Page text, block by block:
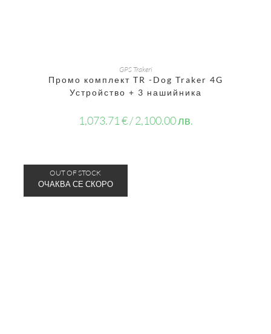
ОЩЕ
GPS Trakeri
Промо комплект TR -Dog Traker 4G
Устройство + 3 нашийника
1,073.71 € / 2,100.00 лв.
OUT OF STOCK